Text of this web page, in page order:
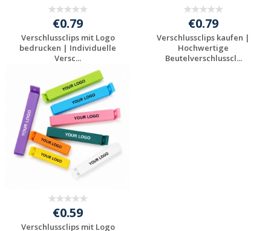
€0.79
Verschlussclips mit Logo
bedrucken | Individuelle
Versc...
Jetzt Angebot
anfordern
€0.79
Verschlussclips kaufen |
Hochwertige
Beutelverschlusscl...
€0.59
Verschlussclips mit Logo